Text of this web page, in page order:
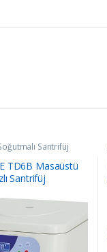
Santrifüj
TD6B Masaüstü
Santrifüj